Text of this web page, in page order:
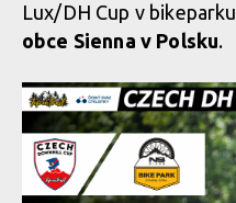
Lux/DH Cup v bikeparku
obce Sienna v Polsku.